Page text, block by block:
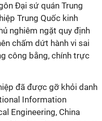
Đại sứ quán Trung
Trung Quốc kinh
nghiêm ngặt quy định
chấm dứt hành vi sai
công bằng, chính trực
đã được gỡ khỏi danh
Information
Engineering, China